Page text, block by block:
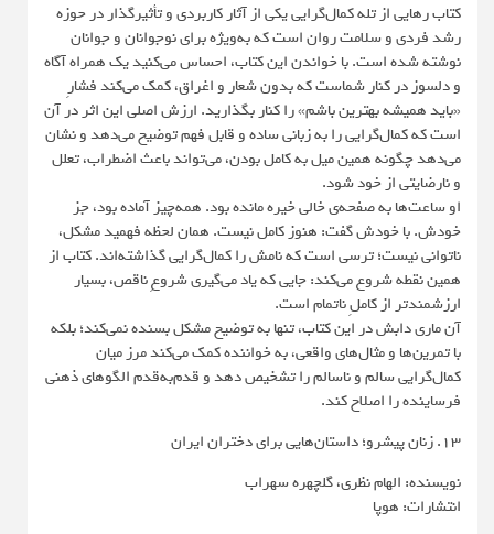
کتاب رهایی از تله کمال‌گرایی یکی از آثار کاربردی و تأثیرگذار در حوزه
رشد فردی و سلامت روان است که به‌ویژه برای نوجوانان و جوانان
نوشته شده است. با خواندن این کتاب، احساس می‌کنید یک همراه آگاه
و دلسوز در کنار شماست که بدون شعار و اغراق، کمک می‌کند فشارِ
«باید همیشه بهترین باشم» را کنار بگذارید. ارزش اصلی این اثر در آن
است که کمال‌گرایی را به زبانی ساده و قابل فهم توضیح می‌دهد و نشان
می‌دهد چگونه همین میل به کامل بودن، می‌تواند باعث اضطراب، تعلل
و نارضایتی از خود شود.
او ساعت‌ها به صفحه‌ی خالی خیره مانده بود. همه‌چیز آماده بود، جز
خودش. با خودش گفت: هنوز کامل نیست. همان لحظه فهمید مشکل،
ناتوانی نیست؛ ترسی است که نامش را کمال‌گرایی گذاشته‌اند. کتاب از
همین نقطه شروع می‌کند: جایی که یاد می‌گیری شروعِ ناقص، بسیار
ارزشمندتر از کاملِ ناتمام است.
آن ماری دابش در این کتاب، تنها به توضیح مشکل بسنده نمی‌کند؛ بلکه
با تمرین‌ها و مثال‌های واقعی، به خواننده کمک می‌کند مرز میان
کمال‌گرایی سالم و ناسالم را تشخیص دهد و قدم‌به‌قدم الگوهای ذهنی
فرساینده را اصلاح کند.
13. زنان پیشرو؛ داستان‌هایی برای دختران ایران
نویسنده: الهام نظری، گلچهره سهراب
انتشارات: هوپا